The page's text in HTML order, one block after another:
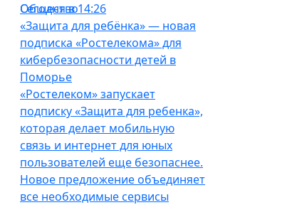
Общество
Сегодня в 14:26
«Защита для ребёнка» — новая
подписка «Ростелекома» для
кибербезопасности детей в
Поморье
«Ростелеком» запускает
подписку «Защита для ребенка»,
которая делает мобильную
связь и интернет для юных
пользователей еще безопаснее.
Новое предложение объединяет
все необходимые сервисы